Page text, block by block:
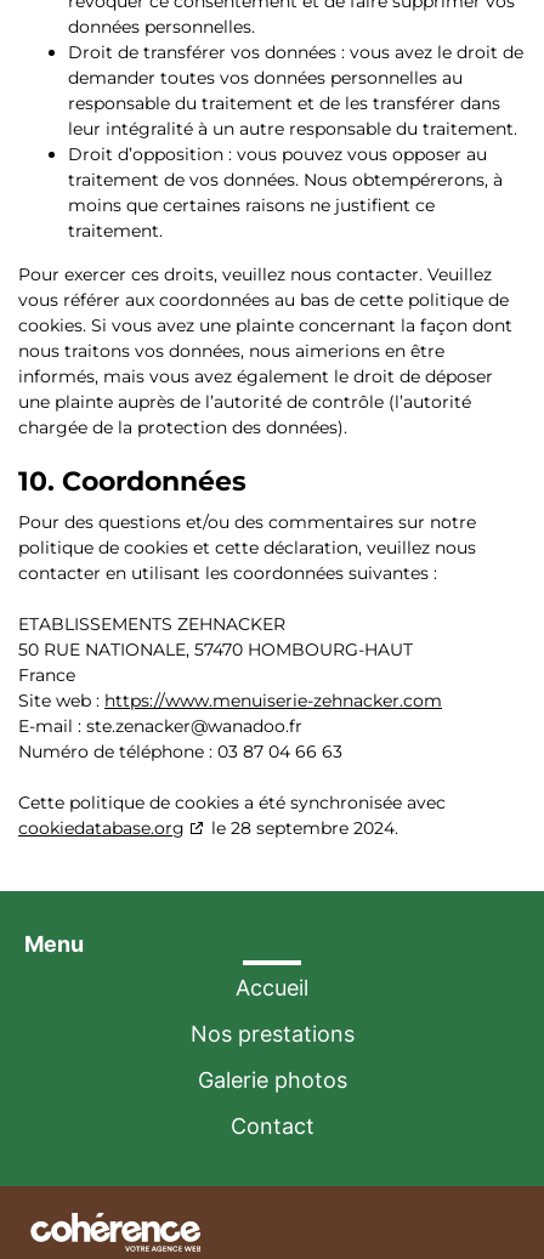
données personnelles.
Droit de transférer vos données : vous avez le droit de
demander toutes vos données personnelles au
responsable du traitement et de les transférer dans
leur intégralité à un autre responsable du traitement.
Droit d’opposition : vous pouvez vous opposer au
traitement de vos données. Nous obtempérerons, à
moins que certaines raisons ne justifient ce
traitement.
Pour exercer ces droits, veuillez nous contacter. Veuillez
vous référer aux coordonnées au bas de cette politique de
cookies. Si vous avez une plainte concernant la façon dont
nous traitons vos données, nous aimerions en être
informés, mais vous avez également le droit de déposer
une plainte auprès de l’autorité de contrôle (l’autorité
chargée de la protection des données).
10. Coordonnées
Pour des questions et/ou des commentaires sur notre
politique de cookies et cette déclaration, veuillez nous
contacter en utilisant les coordonnées suivantes :
ETABLISSEMENTS ZEHNACKER
50 RUE NATIONALE, 57470 HOMBOURG-HAUT
France
Site web : https://www.menuiserie-zehnacker.com
E-mail : ste.zenacker@wanadoo.fr
Numéro de téléphone : 03 87 04 66 63
Cette politique de cookies a été synchronisée avec
cookiedatabase.org
le 28 septembre 2024.
Menu
Accueil
Nos prestations
Galerie photos
Contact